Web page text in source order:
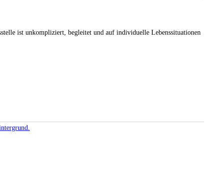
ist unkompliziert, begleitet und auf individuelle Lebenssituationen